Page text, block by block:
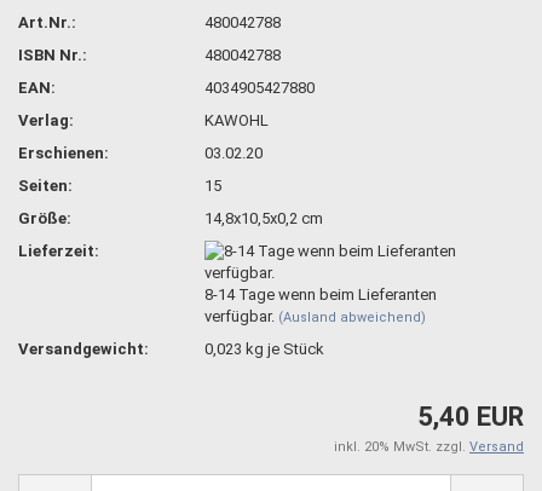
Art.Nr.:
480042788
ISBN Nr.:
480042788
EAN:
4034905427880
Verlag:
KAWOHL
Erschienen:
03.02.20
Seiten:
15
Größe:
14,8x10,5x0,2 cm
Lieferzeit:
8-14 Tage wenn beim Lieferanten
verfügbar. (Ausland abweichend)
Versandgewicht: 0,023 kg je Stück
5,40 EUR
inkl. 20% MwSt. zzgl. Versand